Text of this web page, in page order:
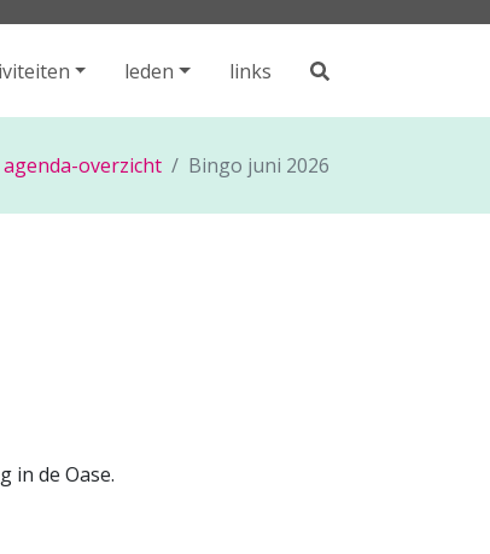
leden links
agenda-overzicht Bingo juni 2026
in de Oase.